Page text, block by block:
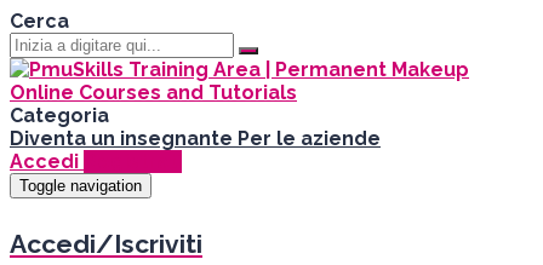
Cerca
Categoria
Diventa un insegnante Per le aziende
Accedi
Toggle navigation
Accedi/Iscriviti